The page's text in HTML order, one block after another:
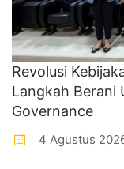
Revolusi
Langkah Berani
Governance
4 Agustus